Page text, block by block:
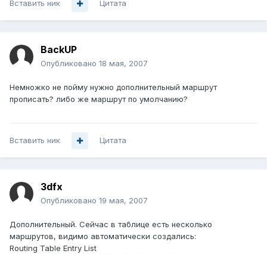
Вставить ник Цитата
BackUP
Опубликовано 18 мая, 2007
Немножко не пойму нужно дополнительный маршрут
прописать? либо же маршрут по умолчанию?
Вставить ник Цитата
3dfx
Опубликовано 19 мая, 2007
Дополнительный. Сейчас в таблице есть несколько
маршрутов, видимо автоматически создались:
Routing Table Entry List